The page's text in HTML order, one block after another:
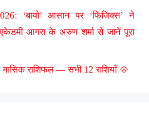
‘बायो’ आसान पर ‘फिजिक्स’ ने
आगरा के अरुण शर्मा से जानें पूरा
राशिफल — सभी 12 राशियाँ 💠